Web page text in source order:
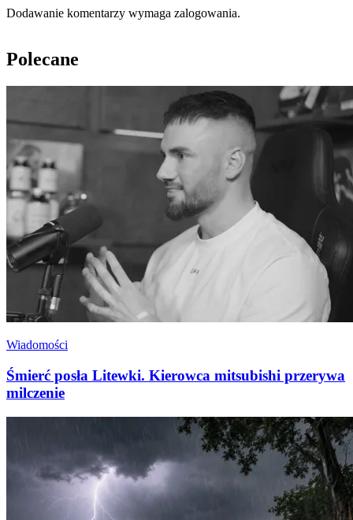
Dodawanie komentarzy wymaga zalogowania.
Polecane
Wiadomości
Śmierć posła Litewki. Kierowca mitsubishi przerywa
milczenie